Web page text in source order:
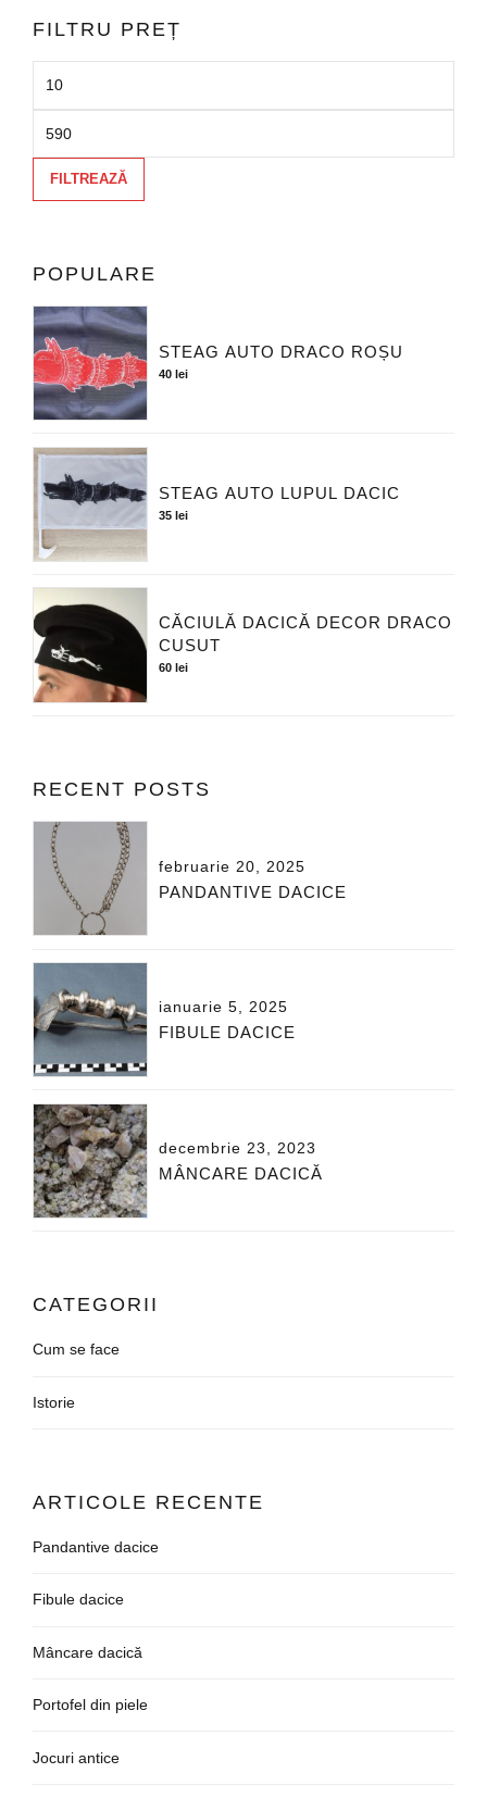
FILTRU PREȚ
FILTREAZĂ
POPULARE
STEAG AUTO DRACO ROȘU
40 lei
STEAG AUTO LUPUL DACIC
35lei
CĂCIULĂ DACICĂ DECOR DRACO
CUSUT
60 lei
RECENT POSTS
februarie 20, 2025
PANDANTIVE DACICE
ianuarie 5, 2025
FIBULE DACICE
decembrie 23, 2023
MÂNCARE DACICĂ
CATEGORII
Cum se face
Istorie
ARTICOLE RECENTE
Pandantive dacice
Fibule dacice
Mâncare dacică
Portofel din piele
Jocuri antice